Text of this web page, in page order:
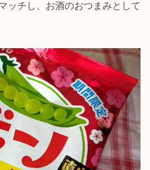
ッチし、お酒のおつまみとして